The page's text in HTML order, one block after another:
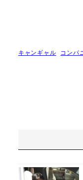
キャンギャル コンパ